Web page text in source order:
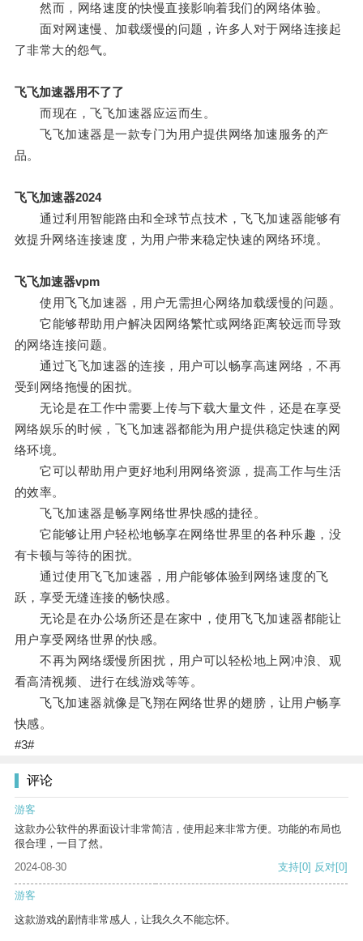
然而，网络速度的快慢直接影响着我们的网络体验。
面对网速慢、加载缓慢的问题，许多人对于网络连接起
了非常大的怨气。
飞飞加速器用不了了
而现在，飞飞加速器应运而生。
飞飞加速器是一款专门为用户提供网络加速服务的产
品。
飞飞加速器2024
通过利用智能路由和全球节点技术，飞飞加速器能够有
效提升网络连接速度，为用户带来稳定快速的网络环境。
飞飞加速器vpm
使用飞飞加速器，用户无需担心网络加载缓慢的问题。
它能够帮助用户解决因网络繁忙或网络距离较远而导致
的网络连接问题。
通过飞飞加速器的连接，用户可以畅享高速网络，不再
受到网络拖慢的困扰。
无论是在工作中需要上传与下载大量文件，还是在享受
网络娱乐的时候，飞飞加速器都能为用户提供稳定快速的网
络环境。
它可以帮助用户更好地利用网络资源，提高工作与生活
的效率。
飞飞加速器是畅享网络世界快感的捷径。
它能够让用户轻松地畅享在网络世界里的各种乐趣，没
有卡顿与等待的困扰。
通过使用飞飞加速器，用户能够体验到网络速度的飞
跃，享受无缝连接的畅快感。
无论是在办公场所还是在家中，使用飞飞加速器都能让
用户享受网络世界的快感。
不再为网络缓慢所困扰，用户可以轻松地上网冲浪、观
看高清视频、进行在线游戏等等。
飞飞加速器就像是飞翔在网络世界的翅膀，让用户畅享
快感。
#3#
评论
游客
这款办公软件的界面设计非常简洁，使用起来非常方便。功能的布局也
很合理，一目了然。
2024-08-30
支持[0] 反对[0]
游客
这款游戏的剧情非常感人，让我久久不能忘怀。